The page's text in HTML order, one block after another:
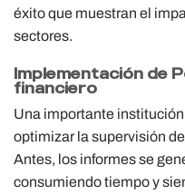
éxito que muestran el
sectores.
Implementación de
financiero
Una importante
optimizar la supervisión
Antes, los informes se
consumiendo tiempo y